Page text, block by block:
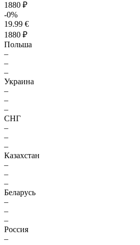
1880 ₽
-0%
19.99 €
1880 ₽
Польша
–
–
–
Украина
–
–
–
СНГ
–
–
–
Казахстан
–
–
–
Беларусь
–
–
–
Россия
–